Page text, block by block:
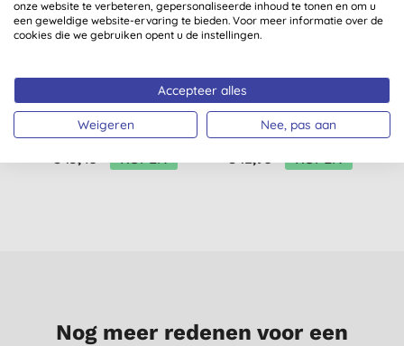
Dr. Bronner's Hand &
Bodylotion
Peppermint Organic
Dr. Bronner's Baby
Ongeparfumeerde
Vloeibare Zeep -
Nog meer redenen voor een
onze website te verbeteren, gepersonaliseerde inhoud te tonen en om u
een geweldige website-ervaring te bieden. Voor meer informatie over de
cookies die we gebruiken opent u de instellingen.
Accepteer alles
Weigeren Nee, pas aan